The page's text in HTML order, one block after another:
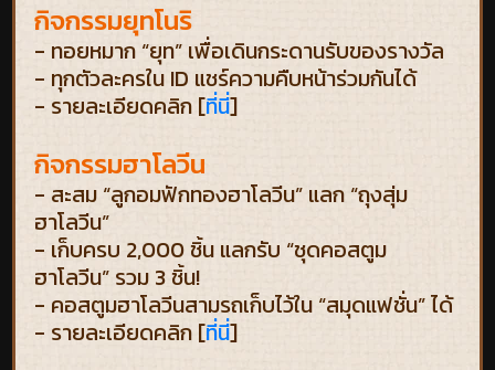
กิจกรรมยุทโนริ
- ทอยหมาก “ยุท” เพื่อเดินกระดานรับของรางวัล
- ทุกตัวละครใน ID แชร์ความคืบหน้าร่วมกันได้
- รายละเอียดคลิก [ที่นี่]
กิจกรรมฮาโลวีน
- สะสม “ลูกอมฟักทองฮาโลวีน” แลก “ถุงสุ่ม
ฮาโลวีน”
- เก็บครบ 2,000 ชิ้น แลกรับ “ชุดคอสตูม
ฮาโลวีน” รวม 3 ชิ้น!
- คอสตูมฮาโลวีนสามรถเก็บไว้ใน “สมุดแฟชั่น” ได้
- รายละเอียดคลิก [ที่นี่]